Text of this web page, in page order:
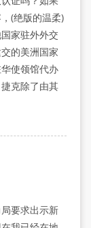
(绝版的温柔)
家驻外外交
的美洲国家
使领馆代办
克除了由其
要求出示新